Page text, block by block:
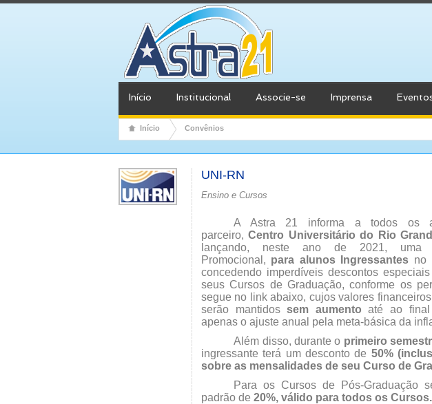
Início Institucional Associe-se Imprensa
Início Convênios
UNI-RN
Ensino e Cursos
A Astra 21 informa a todos os
parceiro,Centro Universitário do Rio
lançando, neste ano de 2021, uma
Promocional, para alunos Ingressantes no
concedendo imperdíveis descontos
seus Cursos de Graduação, conforme os
segue no link abaixo, cujos valores
serão mantidossem aumento até ao final
apenas o ajuste anual pela meta-básica da
Além disso, durante o primeiro
ingressante terá um desconto de 50%
sobre as mensalidades de seu Curso de
Para os Cursos de Pós-Graduação
padrão de 20%, válido para todos os Cursos.